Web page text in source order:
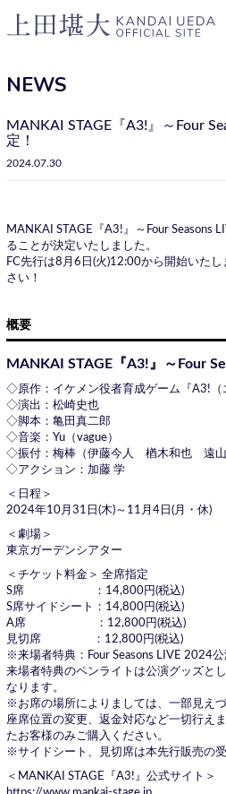
NEWS
MANKAI STAGE『A3!』～Four
定！
2024.07.30
MANKAI STAGE『A3!』～Four Seasons
ることが決定いたしました。
FC先行は8月6日(火)12:00から開始いた
さい！
概要
MANKAI STAGE『A3!』～Four
◇原作：イケメン役者育成ゲーム『A3!（
◇演出：松崎史也
◇脚本：亀田真二郎
◇音楽：Yu（vague）
◇振付：梅棒（伊藤今人 楢木和也 遠山
◇アクション：加藤 学
＜日程＞
2024年10月31日(木)～11月4日(月・休)
＜劇場＞
東京ガーデンシアター
＜チケット料金＞ 全席指定
S席 ：14,800円(税込)
S席サイドシート：14,800円(税込)
A席 ：12,800円(税込)
見切席 ：12,800円(税込)
※来場者特典：Four Seasons LIVE 2024
来場者特典のペンライトは公演グッズと
なります。
※お席の場所によりましては、一部見え
座席位置の変更、返金対応など一切行え
たお客様のみご購入ください。
※サイドシート、見切席は本先行販売の
＜MANKAI STAGE『A3!』公式サイト＞